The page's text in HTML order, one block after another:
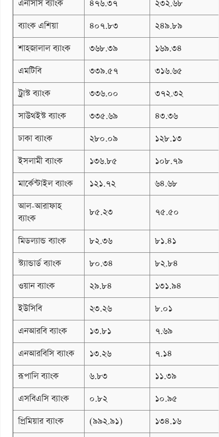
এনসিসি ব্যাংক ৪৭৬.৩৭
২৩২.৬৮
ব্যাংক এশিয়া
৪০৭.৮৩
২৪৯.৮৯
শাহজালাল ব্যাংক
৩৬৮.৩৯
১৬৯.৩৪
এমটিবি
৩৩৯.৫৭
৩১৬.৬৫
ট্রাস্ট ব্যাংক
৩৩৬.০০
৩৭২.৩২
সাউথইস্ট ব্যাংক
৩৩৫.৬৯
৪৩.৩৬
ঢাকা ব্যাংক
২৮০.০৯
১২৮.১৩
ইসলামী ব্যাংক
১৩৬.৮৫
১০৮.৭৯
মার্কেন্টাইল ব্যাংক
১২১.৭২
৬৪.৬৮
আল-আরাফাহ
ব্যাংক
৮৫.২৩ ৭৫.৫০
মিডল্যান্ড ব্যাংক ৮২.৩৬
৮১.৪১
স্ট্যান্ডার্ড ব্যাংক
৮০.৩৪
৮২.৮৪
ওয়ান ব্যাংক
২৯.৮৪
১৩১.৯৪
ইউসিবি
২৩.২৬
৮.০১
এনআরবি ব্যাংক
১৩.৮১
৭.৬৯
এনআরবিসি ব্যাংক
১৩.২৬
৭.১৪
রূপালি ব্যাংক
৬.৮৩
১১.৩৯
এসবিএসি ব্যাংক
০.৮২
১০.৯৫
প্রিমিয়ার ব্যাংক
(৯৯২.৯১)
১৩৪.১৬